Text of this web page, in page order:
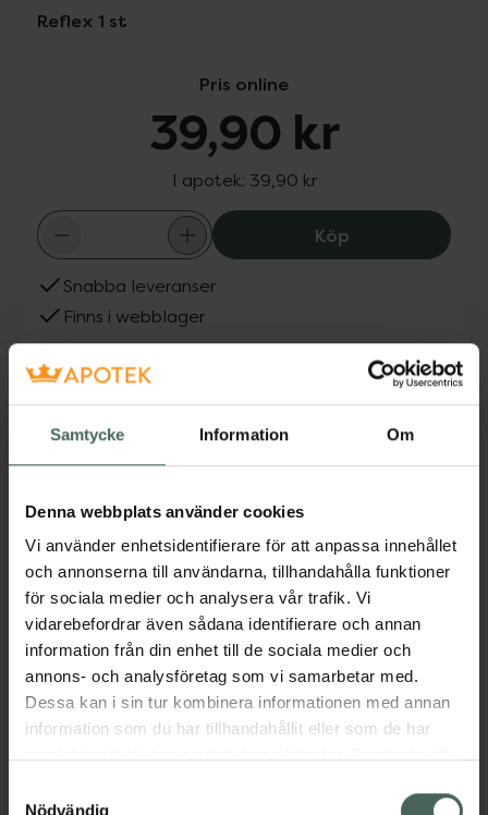
Samtycke Information Om
Denna webbplats använder cookies
Vi använder enhetsidentifierare för att anpassa innehållet
och annonserna till användarna, tillhandahålla funktioner
för sociala medier och analysera vår trafik. Vi
vidarebefordrar även sådana identifierare och annan
information från din enhet till de sociala medier och
annons- och analysföretag som vi samarbetar med.
Dessa kan i sin tur kombinera informationen med annan
information som du har tillhandahållit eller som de har
återkalla ditt samtycke via webbplatsens
Nödvändig
Reflex 1 st
Pris online
39,90 kr
I apotek: 39,90 kr
KöpKronans
Snabba leveranser
Finns i webblager
Fler produkter från Kronans Apotek
Frihängande personreflex som fästs på jacka,
väska eller ryggsäck.
Jämförpris 39,90 kr/st
EAN:07312489982146
Kategorier:
ReflexerVårdhjälpmedel och säkerhet